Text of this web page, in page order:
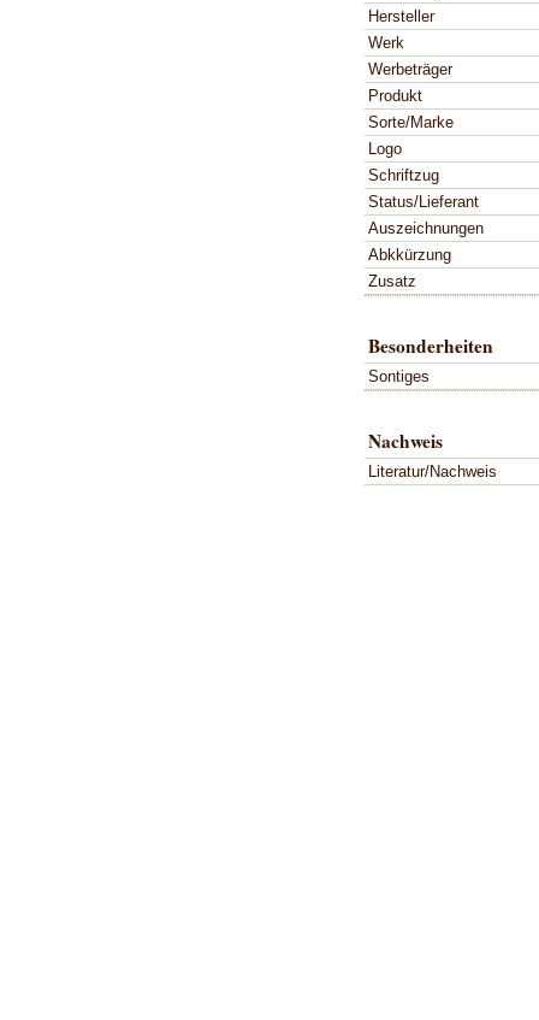
Hersteller
Werk
Werbeträger
Produkt
Sorte/Marke
Logo
Schriftzug
Status/Lieferant
Auszeichnungen
Abkkürzung
Zusatz
Besonderheiten
Sontiges
Nachweis
Literatur/Nachweis